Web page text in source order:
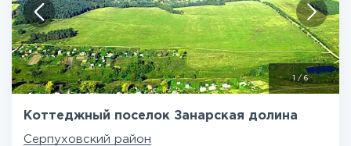
1 /6
Коттеджный поселок Занарская долина
Серпуховский район